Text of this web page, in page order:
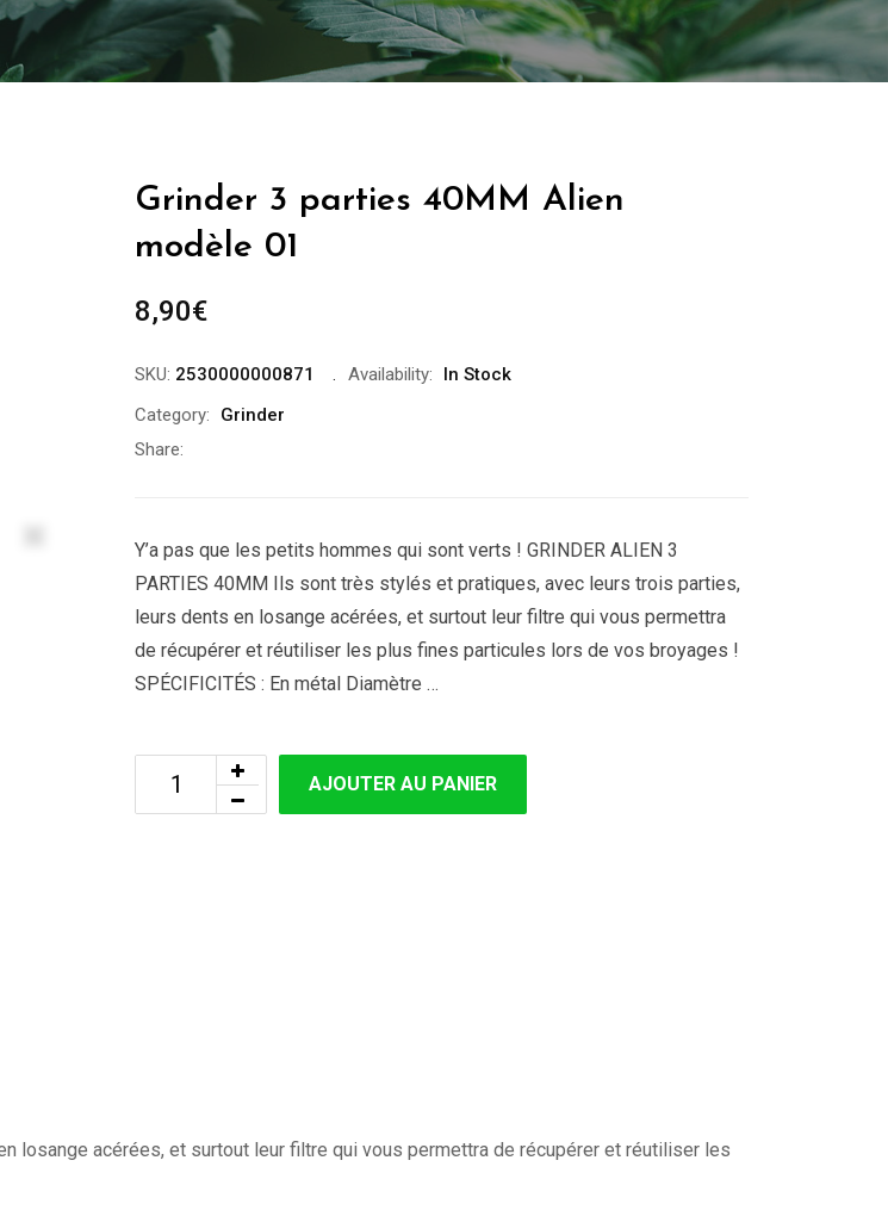
Grinder 3 parties 40MM Alien
modèle 01
8,90€
SKU: 2530000000871 Availability:
In Stock
Category:
Grinder
Share:
Y’a pas que les petits hommes qui sont verts ! GRINDER ALIEN 3
PARTIES 40MM Ils sont très stylés et pratiques, avec leurs trois parties,
leurs dents en losange acérées, et surtout leur filtre qui vous permettra
de récupérer et réutiliser les plus fines particules lors de vos broyages !
SPÉCIFICITÉS : En métal Diamètre …
AJOUTER AU PANIER
losange acérées, et surtout leur filtre qui vous permettra de récupérer et réutiliser les